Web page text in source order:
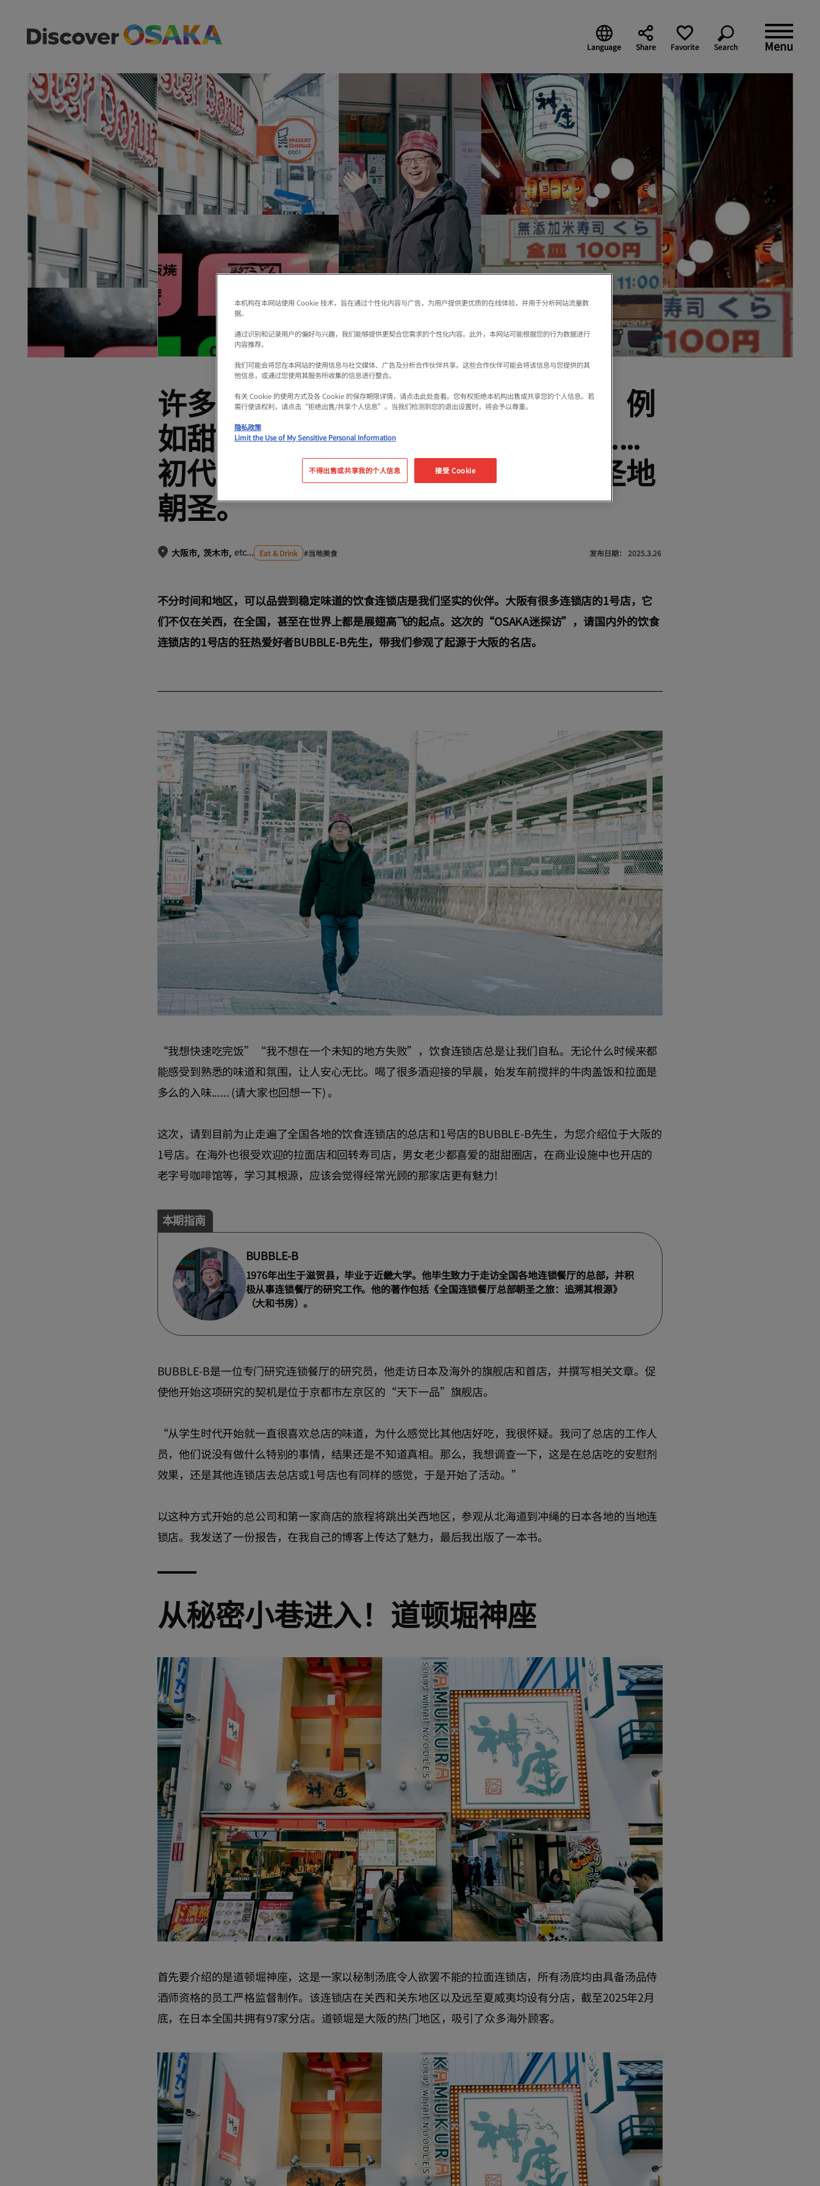
Language Share Favorite Search Menu
许多知名连锁店的根源都在于大阪，例
如甜甜圈先生、藏寿司、神座等等……
初代店的狂热粉丝们都会前往这片圣地
朝圣。
大阪市 茨木市 etc... Eat & Drink #当地美食 发布日期： 2025.3.26
不分时间和地区，可以品尝到稳定味道的饮食连锁店是我们坚实的伙伴。大阪有很多连锁店的1号店，它
们不仅在关西，在全国，甚至在世界上都是展翅高飞的起点。这次的“OSAKA迷探访”，请国内外的饮食
连锁店的1号店的狂热爱好者BUBBLE-B先生，带我们参观了起源于大阪的名店。
“我想快速吃完饭”“我不想在一个未知的地方失败”，饮食连锁店总是让我们自私。无论什么时候来都
能感受到熟悉的味道和氛围，让人安心无比。喝了很多酒迎接的早晨，始发车前搅拌的牛肉盖饭和拉面是
多么的入味...... (请大家也回想一下) 。
这次，请到目前为止走遍了全国各地的饮食连锁店的总店和1号店的BUBBLE-B先生，为您介绍位于大阪的
1号店。在海外也很受欢迎的拉面店和回转寿司店，男女老少都喜爱的甜甜圈店，在商业设施中也开店的
老字号咖啡馆等，学习其根源，应该会觉得经常光顾的那家店更有魅力!
本期指南
BUBBLE-B
1976年出生于滋贺县，毕业于近畿大学。他毕生致力于走访全国各地连锁餐厅的总部，并积
极从事连锁餐厅的研究工作。他的著作包括《全国连锁餐厅总部朝圣之旅：追溯其根源》
（大和书房）。
BUBBLE-B是一位专门研究连锁餐厅的研究员，他走访日本及海外的旗舰店和首店，并撰写相关文章。促
使他开始这项研究的契机是位于京都市左京区的“天下一品”旗舰店。
“从学生时代开始就一直很喜欢总店的味道，为什么感觉比其他店好吃，我很怀疑。我问了总店的工作人
员，他们说没有做什么特别的事情，结果还是不知道真相。那么，我想调查一下，这是在总店吃的安慰剂
效果，还是其他连锁店去总店或1号店也有同样的感觉，于是开始了活动。”
以这种方式开始的总公司和第一家商店的旅程将跳出关西地区，参观从北海道到冲绳的日本各地的当地连
锁店。我发送了一份报告，在我自己的博客上传达了魅力，最后我出版了一本书。
从秘密小巷进入！道顿堀神座
首先要介绍的是道顿堀神座，这是一家以秘制汤底令人欲罢不能的拉面连锁店，所有汤底均由具备汤品侍
酒师资格的员工严格监督制作。该连锁店在关西和关东地区以及远至夏威夷均设有分店，截至2025年2月
底，在日本全国共拥有97家分店。道顿堀是大阪的热门地区，吸引了众多海外顾客。
本机构在本网站使用 Cookie 技术，旨在通过个性化内容与广告，为用户提供更优质的在线体验，并用于分析网站流量数
据。
通过识别和记录用户的偏好与兴趣，我们能够提供更契合您需求的个性化内容。此外，本网站可能根据您的行为数据进行
内容推荐。
我们可能会将您在本网站的使用信息与社交媒体、广告及分析合作伙伴共享。这些合作伙伴可能会将该信息与您提供的其
他信息，或通过您使用其服务所收集的信息进行整合。
有关 Cookie 的使用方式及各 Cookie 的保存期限详情，请点击此处查看。您有权拒绝本机构出售或共享您的个人信息。若
需行使该权利，请点击“拒绝出售/共享个人信息”。当我们检测到您的退出设置时，将会予以尊重。
隐私政策
Limit the Use of My Sensitive Personal Information
不得出售或共享我的个人信息 接受 Cookie